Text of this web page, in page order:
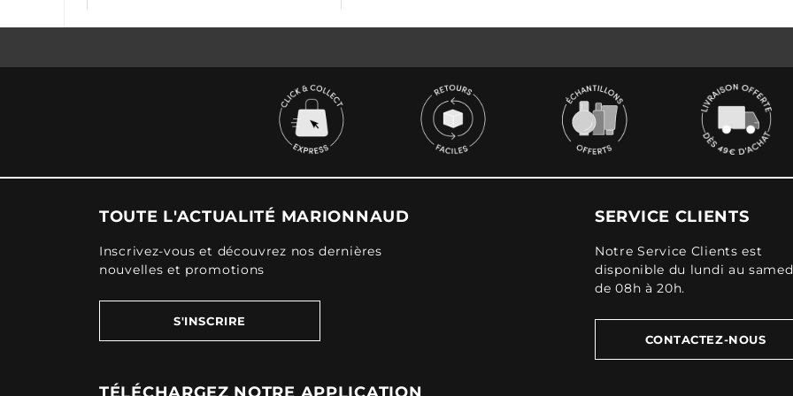
TOUTE L'ACTUALITÉ MARIONNAUD
Inscrivez-vous et découvrez nos dernières
nouvelles et promotions
S'INSCRIRE
TÉLÉCHARGEZ NOTRE APPLICATION
SERVICE CLIENTS
Notre Service Clients est
disponible du lundi au
de 08h à 20h.
CONTACTEZ-NOUS